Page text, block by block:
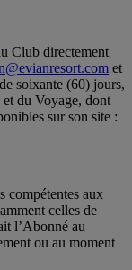
Club directement
et
soixante (60) jours,
du Voyage, dont
sur son site :
compétentes aux
celles de
l’Abonné au
ou au moment